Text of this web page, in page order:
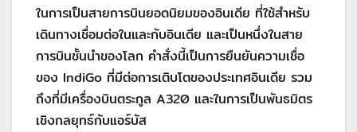
ในการเป็นสายการบินยอดนิยมของอินเดีย ที่ใช้สำหรับ
เดินทางเชื่อมต่อในและกับอินเดีย และเป็นหนึ่งในสาย
การบินชั้นนำของโลก คำสั่งนี้เป็นการยืนยันความเชื่อ
ของ IndiGo ที่มีต่อการเติบโตของประเทศอินเดีย รวม
ถึงที่มีเครื่องบินตระกูล A320 และในการเป็นพันธมิตร
เชิงกลยุทธ์กับแอร์บัส